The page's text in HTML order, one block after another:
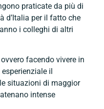
praticate da più di
d’Italia per il fatto che
i colleghi di altri
ovvero facendo vivere in
il
situazioni di maggior
intense